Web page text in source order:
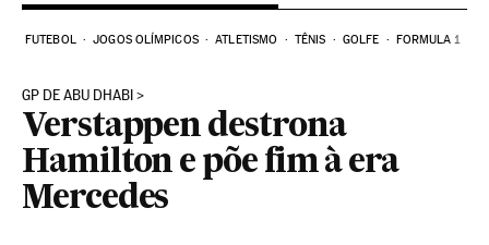
FUTEBOL JOGOS OLÍMPICOS ATLETISMO TÊNIS GOLFE FORMULA 1
GP DE ABU DHABI
Verstappen destrona
Hamilton e põe fim à era
Mercedes